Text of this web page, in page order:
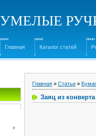
УМЕЛЫЕ
Главная Каталог статей
Главная » Статьи »
Заяц из конверта